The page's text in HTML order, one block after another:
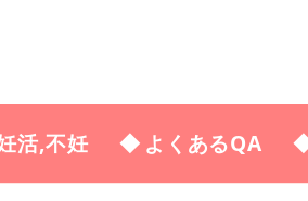
活,不妊 よくあるQA